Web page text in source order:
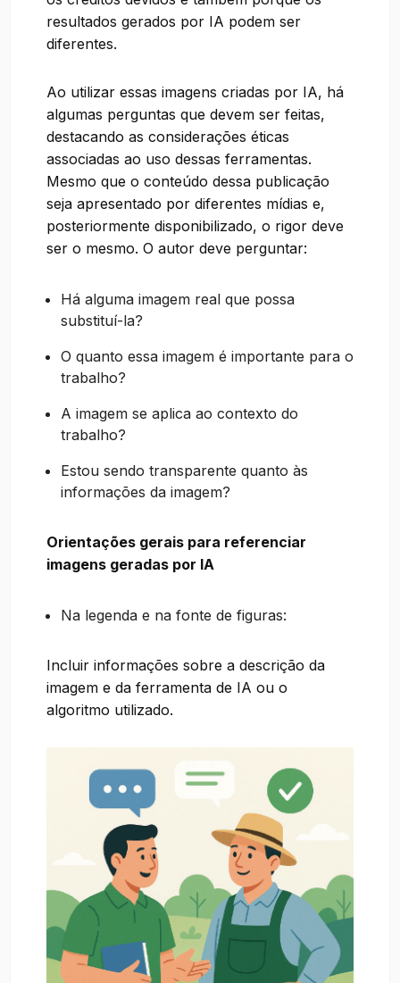
resultados gerados por IA podem ser
diferentes.
Ao utilizar essas imagens criadas por IA, há
algumas perguntas que devem ser feitas,
destacando as considerações éticas
associadas ao uso dessas ferramentas.
Mesmo que o conteúdo dessa publicação
seja apresentado por diferentes mídias e,
posteriormente disponibilizado, o rigor deve
ser o mesmo. O autor deve perguntar:
Há alguma imagem real que possa
substituí-la?
O quanto essa imagem é importante para o
trabalho?
A imagem se aplica ao contexto do
trabalho?
Estou sendo transparente quanto às
informações da imagem?
Orientações gerais para referenciar
imagens geradas por IA
Na legenda e na fonte de figuras:
Incluir informações sobre a descrição da
imagem e da ferramenta de IA ou o
algoritmo utilizado.